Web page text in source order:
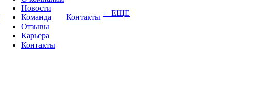
Новости
Команда
Отзывы
Карьера
Контакты
Контакты + ЕЩЕ